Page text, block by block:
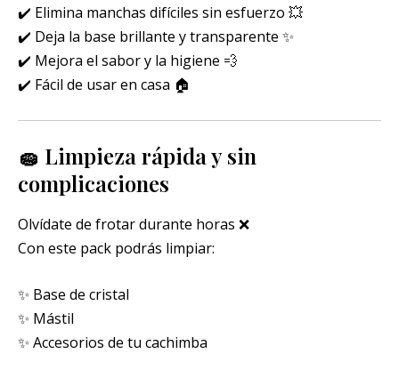
✔️ Elimina manchas difíciles sin esfuerzo 💥
✔️ Deja la base brillante y transparente ✨
✔️ Mejora el sabor y la higiene 💨
✔️ Fácil de usar en casa 🏠
🧽 Limpieza rápida y sin
complicaciones
Olvídate de frotar durante horas ❌
Con este pack podrás limpiar:
✨ Base de cristal
✨ Mástil
✨ Accesorios de tu cachimba